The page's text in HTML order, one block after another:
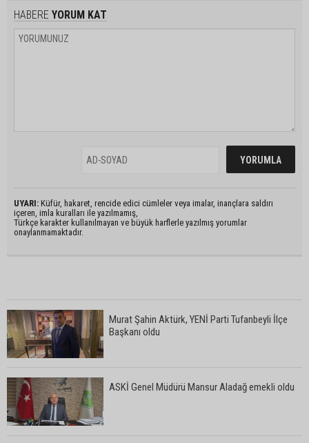
HABERE YORUM KAT
UYARI: Küfür, hakaret, rencide edici cümleler veya imalar, inançlara saldırı
içeren, imla kuralları ile yazılmamış,
Türkçe karakter kullanılmayan ve büyük harflerle yazılmış yorumlar
onaylanmamaktadır.
Murat Şahin Aktürk, YENİ Parti Tufanbeyli İlçe
Başkanı oldu
ASKİ Genel Müdürü Mansur Aladağ emekli oldu